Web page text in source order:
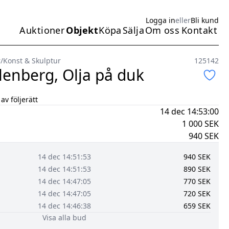
Logga inellerBli kund
Huvudmeny
AuktionerObjektKöpa SäljaOm oss Kontakt
/Konst & Skulptur 125142
Olja på duk
följerätt
14 dec 14:53:00
1 000SEK
940SEK
14 dec 14:51:53 940 SEK
14 dec 14:51:53
890 SEK
14 dec 14:47:05
770 SEK
14 dec 14:47:05
720 SEK
14 dec 14:46:38
659 SEK
Visa alla bud